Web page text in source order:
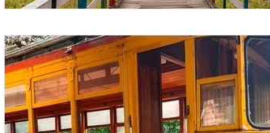
Mexicana Cafeterias temátícas
Burgers / Hamburguerias